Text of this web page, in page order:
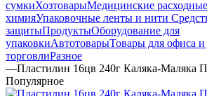
сумкиХозтоварыМедицинские
химияУпаковочные ленты и нити
защитыПродуктыОборудование для
упаковкиАвтотоварыТовары для офиса и
торговлиРазное
—Пластилин 16цв 240г Каляка-Маляка
Популярное